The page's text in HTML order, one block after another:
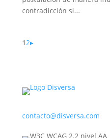
contradicción si...
12▸
contacto@disversa.com